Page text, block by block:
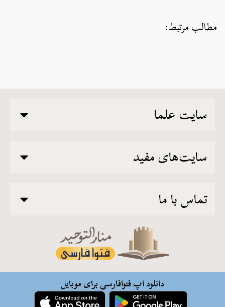
مطالب مرتبط:
سایت علما
سایت‌های مفید
تماس با ما
دانلود اپ فتوافارسی برای موبایل